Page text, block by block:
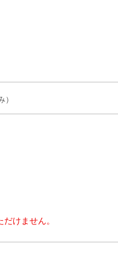
）
けません。